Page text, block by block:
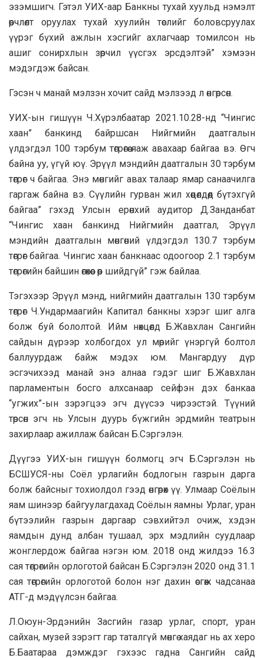
эзэмшигч. Гэтэл УИХ-аар Банкны тухай хуульд нэмэлт
өөрчлөлт оруулах тухай хуулийн төслийг боловсруулах
үүрэг бүхий ажлын хэсгийг ахлагчаар томилсон нь
ашиг сонирхлын зөрчил үүсгэх эрсдэлтэй” хэмээн
мэдэгдэж байсан.
Гэсэн ч манай мэлзэн хочит сайд мэлзээд л өнгөрсөн.
УИХ-ын гишүүн Ч.Хүрэлбаатар 2021.10.28-нд “Чингис
хаан” банкинд байршсан Нийгмийн даатгалын
үлдэгдэл 100 тэрбум төгрөгөө яаж авахаар байгаа вэ. Өгч
байна уу, үгүй юү. Эрүүл мэндийн даатгалын 30 тэрбум
төгрөг ч байгаа. Энэ мөнгийг авах талаар ямар санаачилга
гаргаж байна вэ. Сүүлийн гурван жил хөөцөлдөөд бүтэхгүй
байгаа” гэхэд Улсын ерөнхий аудитор Д.Занданбат
“Чингис хаан банкинд Нийгмийн даатгал, Эрүүл
мэндийн даатгалын мөнгөний үлдэгдэл 130.7 тэрбум
төгрөг байгаа. Чингис хаан банкнаас одоогоор 2.1 тэрбум
төгрөгийн байшин өгөхөөс өөр шийдгүй” гэж байлаа.
Тэгэхээр Эрүүл мэнд, нийгмийн даатгалын 130 тэрбум
төгрөг Ч.Ундармаагийн Капитал банкны хэрэг шиг алга
болж буй бололтой. Ийм нөхцөлд Б.Жавхлан Сангийн
сайдын дүрээр холбогдох ул мөрийг үнэргүй болтол
баллуурдаж байж мэдэх юм. Мангардуу дүр
эсгэчихээд манай энэ алнаа гэдэг шиг Б.Жавхлан
парламентын босго алхсанаар сейфэн дэх банкаа
“угжих”-ын зэрэгцээ эгч дүүсээ чирээстэй. Түүний
төрсөн эгч нь Улсын дуурь бүжгийн эрдмийн театрын
захирлаар ажиллаж байсан Б.Сэргэлэн.
Дүүгээ УИХ-ын гишүүн болмогц эгч Б.Сэргэлэн нь
БСШУСЯ-ны Соёл урлагийн бодлогын газрын дарга
болж байсныг тохиолдол гээд өнгөрөх үү. Улмаар Соёлын
яам шинээр байгуулагдахад Соёлын яамны Урлаг, уран
бүтээлийн газрын даргаар сэвхийтэл очиж, хэдэн
яамдын дунд албан тушаал, эрх мэдлийн суудлаар
жонглердож байгаа нэгэн юм. 2018 онд жилдээ 16.3
сая төгрөгийн орлоготой байсан Б.Сэргэлэн 2020 онд 31.1
сая төгрөгийн орлоготой болон нэг дахин өсгөж чадсанаа
АТГ-д мэдүүлсэн байгаа.
Л.Оюун-Эрдэнийн Засгийн газар урлаг, спорт, уран
сайхан, музей зэрэгт гар таталгүй мөнгө хаядаг нь ах херо
Б.Баатараа дэмждэг гэхээс гадна Сангийн сайд